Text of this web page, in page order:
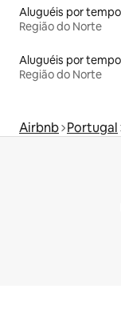
Região do Norte
Região do Norte
Airbnb Portugal